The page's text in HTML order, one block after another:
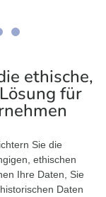
ethische,
für
Sie die
ethischen
Ihre Daten, Sie
Daten